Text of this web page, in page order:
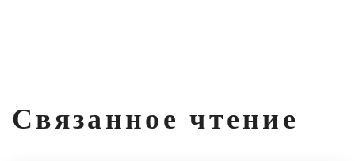
Связанное чтение